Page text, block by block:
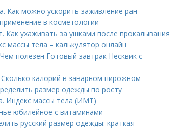
Как можно ускорить заживление ран
в косметологии
ухаживать за ушками после прокалывания
массы тела – калькулятор онлайн
полезен Готовый завтрак Несквик с
калорий в заварном пирожном
размер одежды по росту
Индекс массы тела (ИМТ)
юбилейное с витаминами
русский размер одежды: краткая